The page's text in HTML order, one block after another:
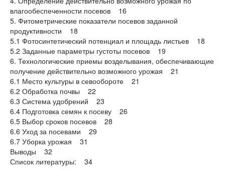
влагообеспеченности посевов 16
5. Фитометрические показатели посевов заданной
продуктивности 18
5.1 Фотосинтетический потенциал и площадь листьев 18
5.2 Заданные параметры густоты посевов 19
6. Технологические приемы возделывания, обеспечивающие
получение действительно возможного урожая 21
6.1 Место культуры в севообороте 21
6.2 Обработка почвы 22
6.3 Система удобрений 23
6.4 Подготовка семян к посеву 26
6.5 Выбор сроков посевов 28
6.6 Уход за посевами 29
6.7 Уборка урожая 31
Выводы 32
Список литературы: 34